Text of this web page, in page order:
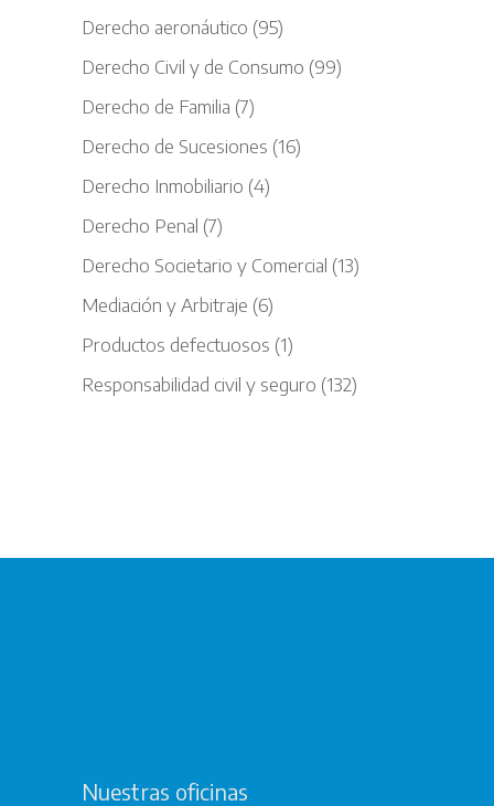
Derecho aeronáutico (95)
Derecho Civil y de Consumo (99)
Derecho de Familia (7)
Derecho de Sucesiones (16)
Derecho Inmobiliario (4)
Derecho Penal (7)
Derecho Societario y Comercial (13)
Mediación y Arbitraje (6)
Productos defectuosos (1)
Responsabilidad civil y seguro (132)
Nuestras oficinas